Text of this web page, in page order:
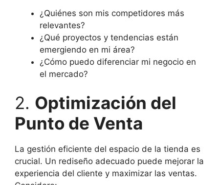
¿Quiénes son mis competidores más
relevantes?
¿Qué proyectos y tendencias están
emergiendo en mi área?
¿Cómo puedo diferenciar mi negocio en
el mercado?
2. Optimización del
Punto de Venta
La gestión eficiente del espacio de la tienda es
crucial. Un rediseño adecuado puede mejorar la
experiencia del cliente y maximizar las ventas.